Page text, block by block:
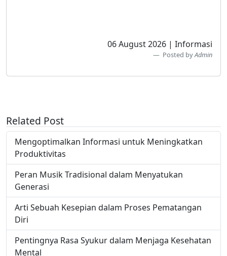
06 August 2026 | Informasi
Posted byAdmin
Related Post
Mengoptimalkan Informasi untuk Meningkatkan
Produktivitas
Peran Musik Tradisional dalam Menyatukan
Generasi
Arti Sebuah Kesepian dalam Proses Pematangan
Diri
Pentingnya Rasa Syukur dalam Menjaga Kesehatan
Mental